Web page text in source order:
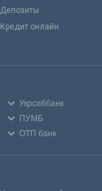
Депозиты
Кредит онлайн
Укрсиббанк
ПУМБ
ОТП банк